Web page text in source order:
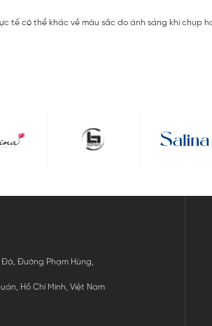
tế có thể khác về màu sắc do ánh sáng khi chụp
Đà, Đường Phạm Hùng,
Hồ Chí Minh, Việt Nam